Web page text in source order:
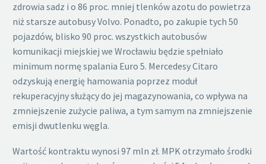
zdrowia sadz i o 86 proc. mniej tlenków azotu do powietrza
niż starsze autobusy Volvo. Ponadto, po zakupie tych 50
pojazdów, blisko 90 proc. wszystkich autobusów
komunikacji miejskiej we Wrocławiu będzie spełniało
minimum normę spalania Euro 5. Mercedesy Citaro
odzyskują energię hamowania poprzez moduł
rekuperacyjny służący do jej magazynowania, co wpływa na
zmniejszenie zużycie paliwa, a tym samym na zmniejszenie
emisji dwutlenku węgla.
Wartość kontraktu wynosi 97 mln zł. MPK otrzymało środki